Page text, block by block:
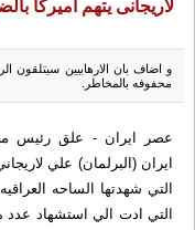
لاریجانی یتهم امیرکا
و اضاف بان الارهابيين سيتلقون
محفوفه بالمخاطر.
عصر ایران - علق رئيس
ایران (البرلمان) علي
التي شهدتها الساحه
التي ادت الي استشهاد عدد